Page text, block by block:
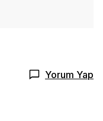
Yorum Yap